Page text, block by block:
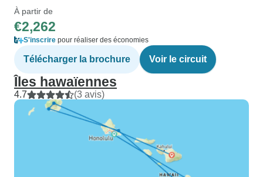
À partir de
€2,262
S'inscrire pour réaliser des économies
Télécharger la brochure Voir le circuit
Îles hawaïennes
4.7 (3 avis)